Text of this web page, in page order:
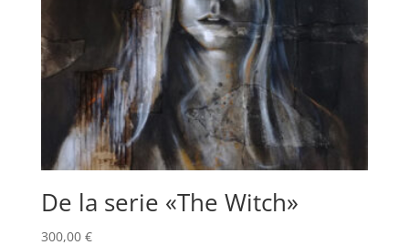
De la serie «The Witch»
300,00 €